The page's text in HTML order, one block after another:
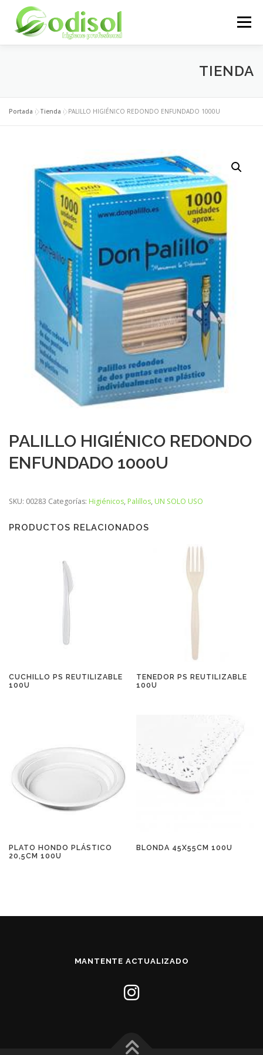
contenido
Menú
ÁREA CLIENTES CONTACTO
TIENDA
Portada »Tienda »PALILLO HIGIÉNICO REDONDO ENFUNDADO 1000U
PALILLO HIGIÉNICO REDONDO
ENFUNDADO 1000U
SKU: 00283 Categorías: Higiénicos, Palillos, UN SOLO USO
PRODUCTOS RELACIONADOS
CUCHILLO PS REUTILIZABLE
100U
TENEDOR PS REUTILIZABLE
100U
PLATO HONDO PLÁSTICO
20,5CM 100U
BLONDA 45X55CM 100U
MANTENTE ACTUALIZADO